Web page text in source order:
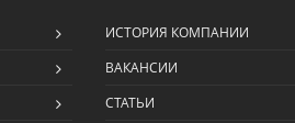
ИСТОРИЯ КОМПАНИИ
ВАКАНСИИ
СТАТЬИ